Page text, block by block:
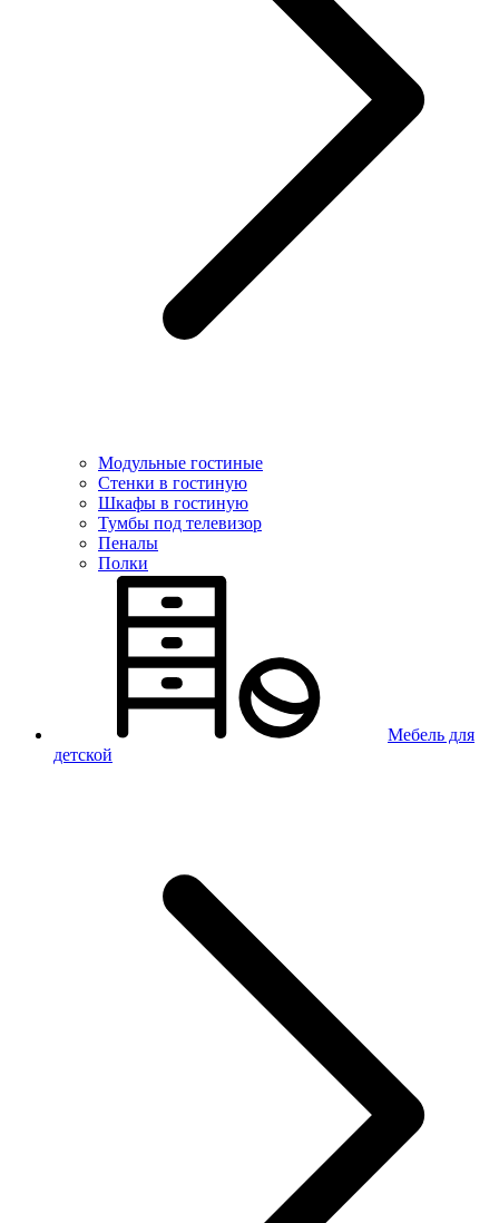
Модульные гостиные
Стенки в гостиную
Шкафы в гостиную
Тумбы под телевизор
Пеналы
Полки
Мебель для
детской